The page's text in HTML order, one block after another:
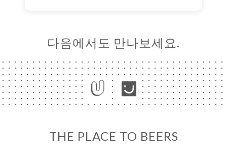
다음에서도 만나보세요.
THE PLACE TO BEERS